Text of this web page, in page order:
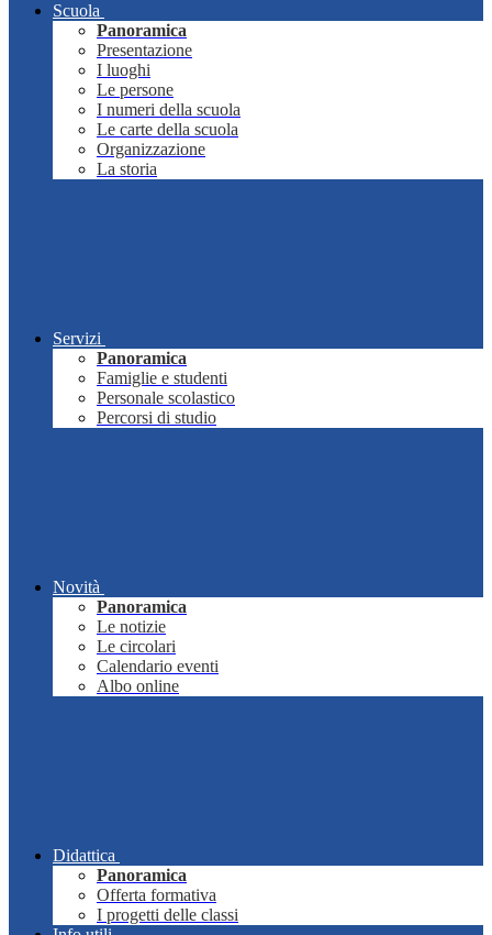
Scuola
Panoramica
Presentazione
I luoghi
Le persone
I numeri della scuola
Le carte della scuola
Organizzazione
La storia
Servizi
Panoramica
Famiglie e studenti
Personale scolastico
Percorsi di studio
Novità
Panoramica
Le notizie
Le circolari
Calendario eventi
Albo online
Didattica
Panoramica
Offerta formativa
I progetti delle classi